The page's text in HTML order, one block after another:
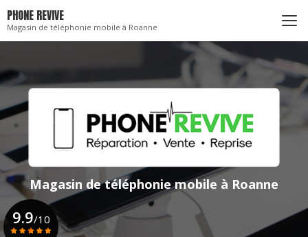
au
contenu
principal
PHONE REVIVE
Magasin de téléphonie mobile à Roanne
Magasin de téléphonie mobile à Roanne
9.9/10